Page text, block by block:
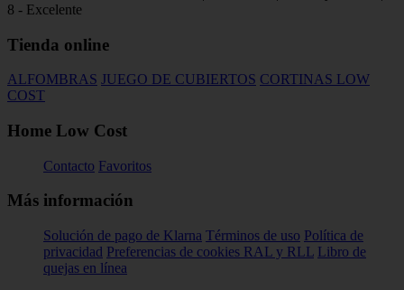
8 - Excelente
Tienda online
ALFOMBRAS JUEGO DE CUBIERTOS CORTINAS LOW
COST
Home Low Cost
Contacto Favoritos
Más información
Solución de pago de Klarna Términos de uso Política de
privacidad Preferencias de cookies RAL y RLL Libro de
quejas en línea